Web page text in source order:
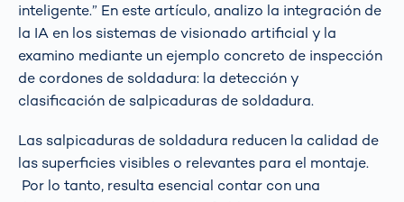
inteligente.” En este artículo, analizo la integración de
la IA en los sistemas de visionado artificial y la
examino mediante un ejemplo concreto de inspección
de cordones de soldadura: la detección y
clasificación de salpicaduras de soldadura.
Las salpicaduras de soldadura reducen la calidad de
las superficies visibles o relevantes para el montaje.
Por lo tanto, resulta esencial contar con una